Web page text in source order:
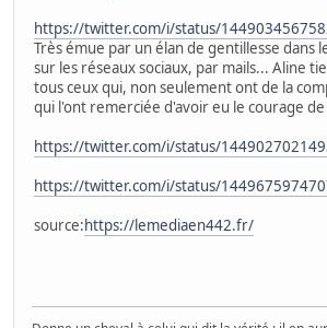
https://twitter.com/i/status/
Très émue par un élan de gentillesse dans
sur les réseaux sociaux, par mails... Aline
tous ceux qui, non seulement ont de la
qui l'ont remerciée d'avoir eu le courage
https://twitter.com/i/status/
https://twitter.com/i/status/
source:https://lemediaen442.fr/